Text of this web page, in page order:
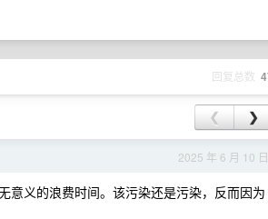
回复总数
❮ ❯
2025 年 6 月 10 日
意义的浪费时间。该污染还是污染，反而因为